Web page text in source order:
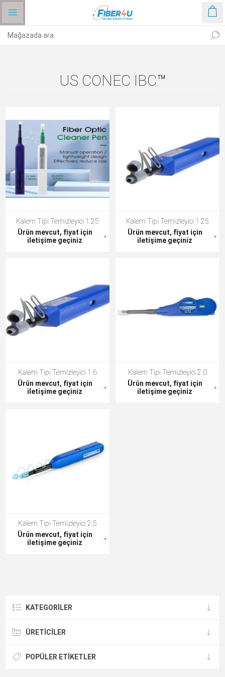
US CONEC IBC™
Kalem Tipi Temizleyici 1.25
Ürün mevcut, fiyat için
iletişime geçiniz
Kalem Tipi Temizleyici 1.25
Ürün mevcut, fiyat için
iletişime geçiniz
Kalem Tipi Temizleyici 1.6
Ürün mevcut, fiyat için
iletişime geçiniz
Kalem Tipi Temizleyici 2.0
Ürün mevcut, fiyat için
iletişime geçiniz
Kalem Tipi Temizleyici 2.5
Ürün mevcut, fiyat için
iletişime geçiniz
KATEGORILER
ÜRETICILER
POPÜLER ETIKETLER